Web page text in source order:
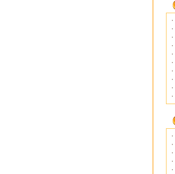
・
・
・
・
・
・
・
・
・
・
・
・
・
・
・